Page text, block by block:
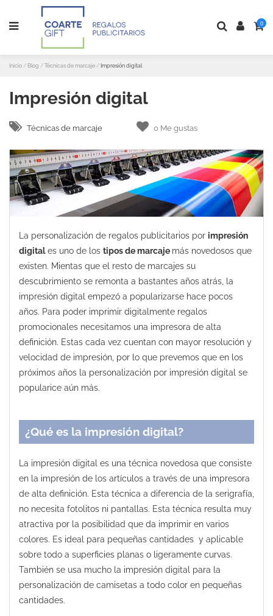
0
Inicio Blog Técnicas de marcaje Impresión digital
Impresión digital
Técnicas de marcaje 0 Me gustas
La personalización de regalos publicitarios por impresión
digitales uno de los tipos de marcaje más novedosos que
existen. Mientas que el resto de marcajes su
descubrimiento se remonta a bastantes años atrás, la
impresión digital empezó a popularizarse hace pocos
años. Para poder imprimir digitalmente regalos
promocionales necesitamos una impresora de alta
definición. Estas cada vez cuentan con mayor resolución y
velocidad de impresión, por lo que prevemos que en los
próximos años la personalización por impresión digital se
popularice aún más.
¿Qué es la impresión digital?
La impresión digital es una técnica novedosa que consiste
en la impresión de los artículos a través de una impresora
de alta definición. Esta técnica a diferencia de la serigrafía,
no necesita fotolitos ni pantallas. Esta técnica resulta muy
atractiva por la posibilidad que da imprimir en varios
colores. Es ideal para pequeñas cantidades y aplicable
sobre todo a superficies planas o ligeramente curvas.
También se usa mucho la impresión digital para la
personalización de camisetas a todo color en pequeñas
cantidades.